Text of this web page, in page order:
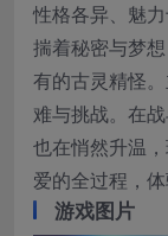
性格各异、魅
揣着秘密与梦
有的古灵精怪
难与挑战。在
也在悄然升温
爱的全过程，
游戏图片